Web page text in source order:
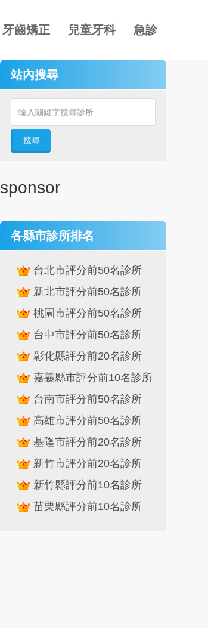
牙齒矯正 兒童牙科 急診
站內搜尋
搜尋
sponsor
各縣市診所排名
台北市評分前50名診所
新北市評分前50名診所
桃園市評分前50名診所
台中市評分前50名診所
彰化縣評分前20名診所
嘉義縣市評分前10名診所
台南市評分前50名診所
高雄市評分前50名診所
基隆市評分前20名診所
新竹市評分前20名診所
新竹縣評分前10名診所
苗栗縣評分前10名診所